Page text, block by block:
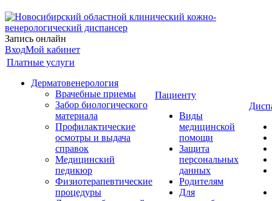
Запись онлайн
ВходМой кабинет
Платные услуги
Дерматовенерология
Врачебные приемы
Забор биологического
материала
Профилактические
осмотры и выдача
справок
Медицинский
педикюр
Физиотерапевтические
процедуры
Пациенту
Виды
медицинской
помощи
Защита
персональных
данных
Родителям
Для